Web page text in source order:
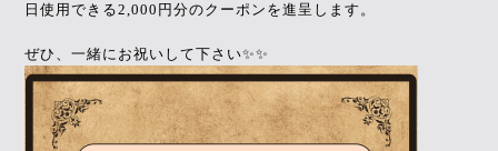
日使用できる2,000円分のクーポンを進呈します。
ぜひ、一緒にお祝いして下さい✨✨